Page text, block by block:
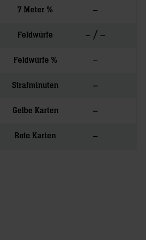
7 Meter % –
Feldwürfe – / –
Feldwürfe % –
Strafminuten –
Gelbe Karten –
Rote Karten –